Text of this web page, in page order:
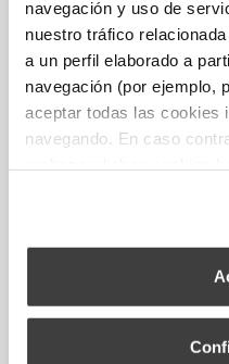
navegación y uso de
nuestro tráfico
a un perfil elaborado a
navegación (por ejemplo,
aceptar todas las cookies
navegando. En caso
Verificação do
rendimento do
Verificação e
Verificação do
Atendimento de
(custos das